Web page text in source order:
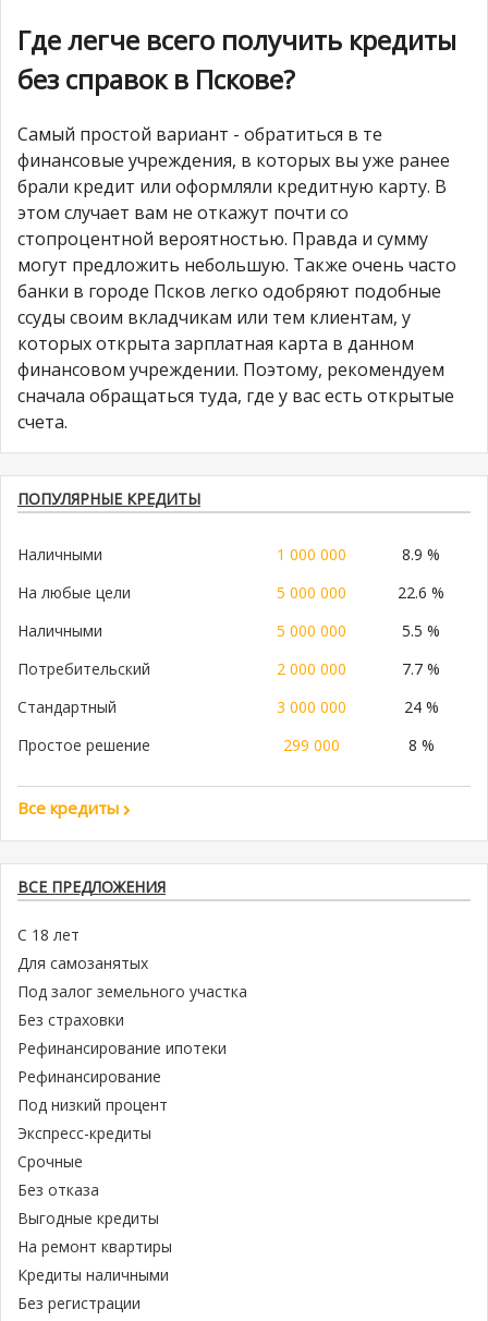
Где легче всего получить кредиты
без справок в Пскове?
Самый простой вариант - обратиться в те
финансовые учреждения, в которых вы уже ранее
брали кредит или оформляли кредитную карту. В
этом случает вам не откажут почти со
стопроцентной вероятностью. Правда и сумму
могут предложить небольшую. Также очень часто
банки в городе Псков легко одобряют подобные
ссуды своим вкладчикам или тем клиентам, у
которых открыта зарплатная карта в данном
финансовом учреждении. Поэтому, рекомендуем
сначала обращаться туда, где у вас есть открытые
счета.
ПОПУЛЯРНЫЕ КРЕДИТЫ
Наличными 1 000 000
8.9 %
На любые цели
5 000 000
22.6 %
Наличными
5 000 000
5.5 %
Потребительский
2 000 000
7.7 %
Стандартный
3 000 000
24 %
Простое решение
299 000 8 %
Все кредиты
ВСЕ ПРЕДЛОЖЕНИЯ
С 18 лет
Для самозанятых
Под залог земельного участка
Без страховки
Рефинансирование ипотеки
Рефинансирование
Под низкий процент
Экспресс-кредиты
Срочные
Без отказа
Выгодные кредиты
На ремонт квартиры
Кредиты наличными
Без регистрации